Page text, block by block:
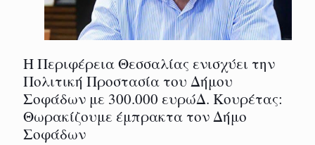
Η Περιφέρεια Θεσσαλίας ενισχύει την
Πολιτική Προστασία του Δήμου
Σοφάδων με 300.000 ευρώΔ. Κουρέτας:
Θωρακίζουμε έμπρακτα τον Δήμο
Σοφάδων